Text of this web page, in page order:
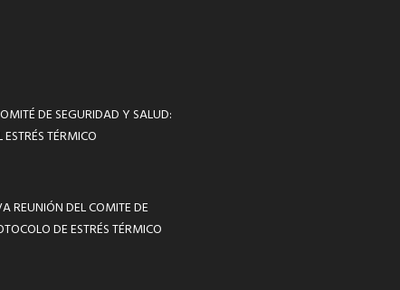
DE SEGURIDAD Y SALUD:
TÉRMICO
REUNIÓN DEL COMITE DE
DE ESTRÉS TÉRMICO